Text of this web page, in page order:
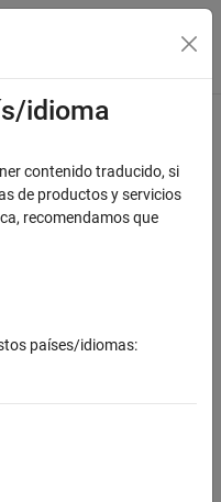
navegación
information?
idioma
contenido traducido, si
de productos y servicios
recomendamos que
países/idiomas: